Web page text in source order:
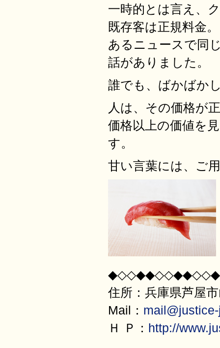
一時的とは言え、
既存客は正規料金。
あるニュースで同
話がありました。
誰でも、ばかばか
人は、その価格が
価格以上の価値を
す。
甘い言葉には、ご
住所：兵庫県芦屋
Mail：
Ｈ Ｐ： http://